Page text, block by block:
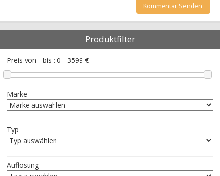
Produktfilter
Preis von - bis : 0 - 3599 €
Marke
Typ
Auflösung